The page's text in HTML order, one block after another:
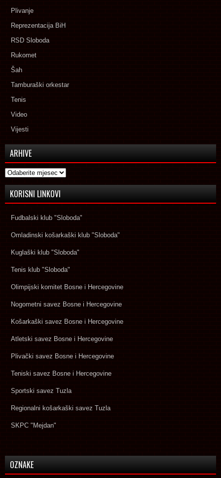
Plivanje
Reprezentacija BiH
RSD Sloboda
Rukomet
Šah
Tamburaški orkestar
Tenis
Video
Vijesti
ARHIVE
Arhive
KORISNI LINKOVI
Fudbalski klub "Sloboda"
Omladinski košarkaški klub "Sloboda"
Kuglaški klub "Sloboda"
Tenis klub "Sloboda"
Olimpijski komitet Bosne i Hercegovine
Nogometni savez Bosne i Hercegovine
Košarkaški savez Bosne i Hercegovine
Atletski savez Bosne i Hercegovine
Plivački savez Bosne i Hercegovine
Teniski savez Bosne i Hercegovine
Sportski savez Tuzla
Regionalni košarkaški savez Tuzla
SKPC "Mejdan"
OZNAKE